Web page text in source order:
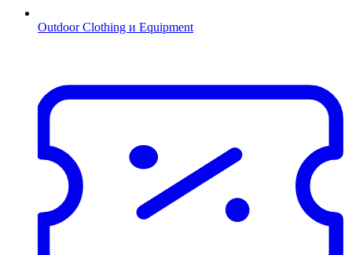
Outdoor Clothing и Equipment